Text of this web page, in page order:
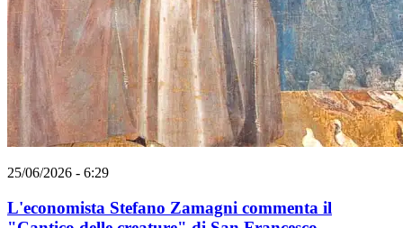
25/06/2026 - 6:29
L'economista Stefano Zamagni commenta il